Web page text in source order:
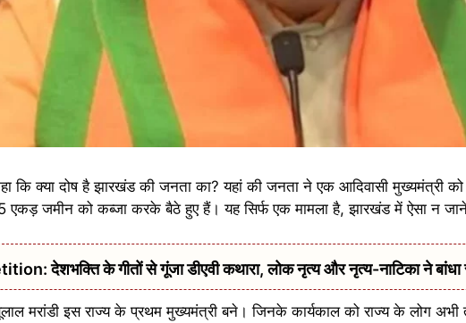
क्या दोष है झारखंड की जनता का? यहां की जनता ने एक आदिवासी मुख्यमंत्री को
एकड़ जमीन को कब्जा करके बैठे हुए हैं। यह सिर्फ एक मामला है, झारखंड में ऐसा न
देशभक्ति के गीतों से गूंजा डीएवी कथारा, लोक नृत्य और नृत्य-नाटिका ने बांधा
मरांडी इस राज्य के प्रथम मुख्यमंत्री बने। जिनके कार्यकाल को राज्य के लोग